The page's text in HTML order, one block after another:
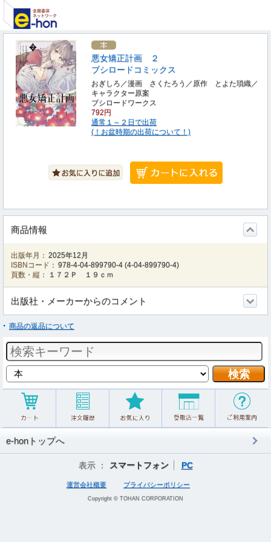
悪女矯正計画 ２
ブシロードコミックス
おぎしろ／漫画 さくたろう／原作 とよた瑣織／
キャラクター原案
ブシロードワークス
792円
通常１～２日で出荷
(！お盆時期の出荷について！)
商品情報
出版年月： 2025年12月
ISBNコード： 978-4-04-899790-4 (4-04-899790-4)
頁数・縦：
１７２Ｐ １９ｃｍ
出版社・メーカーからのコメント
商品の返品について
e-honトップへ
表示 ： スマートフォン PC
運営会社概要 プライバシーポリシー
Copyright © TOHAN CORPORATION